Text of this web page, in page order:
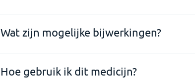
Wat zijn mogelijke bijwerkingen?
Hoe gebruik ik dit medicijn?